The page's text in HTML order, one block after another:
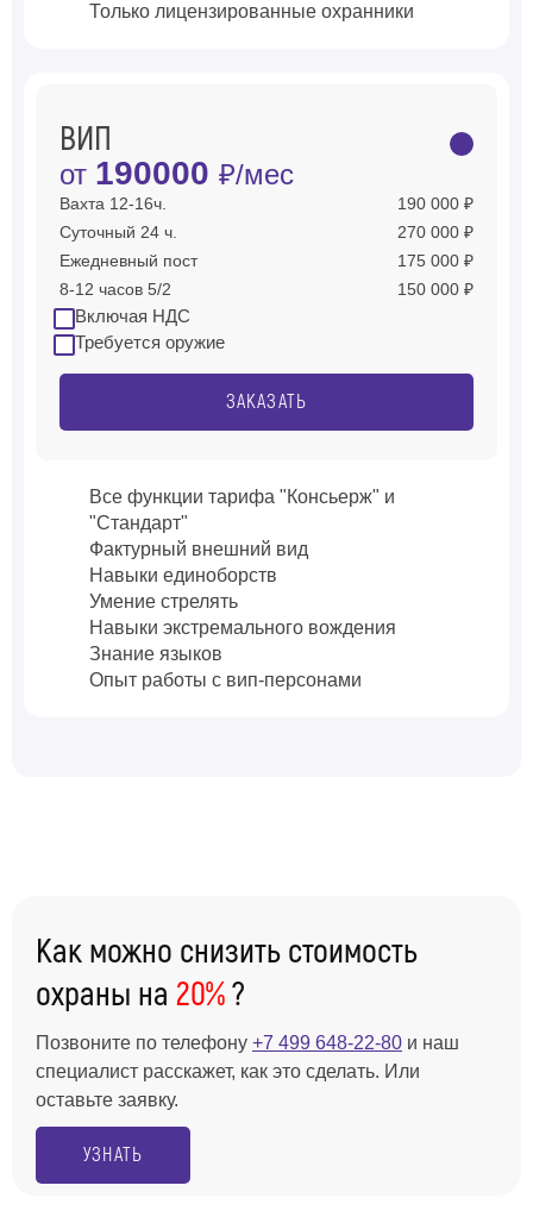
Только лицензированные охранники
ВИП
от 190000 ₽/мес
Вахта 12-16ч.
190 000 ₽
Суточный 24 ч.
270 000 ₽
Ежедневный пост
175 000 ₽
8-12 часов 5/2
150 000 ₽
Включая НДС
Требуется оружие
ЗАКАЗАТЬ
Все функции тарифа "Консьерж" и
"Стандарт"
Фактурный внешний вид
Навыки единоборств
Умение стрелять
Навыки экстремального вождения
Знание языков
Опыт работы с вип-персонами
Как можно снизить стоимость
охраны на 20%?
Позвоните по телефону +7 499 648-22-80 и наш
специалист расскажет, как это сделать. Или
оставьте заявку.
УЗНАТЬ